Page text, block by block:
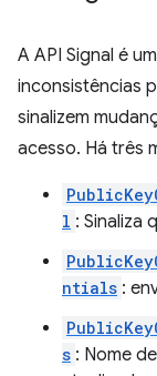
A API Signal é
inconsistências
sinalizem
acesso. Há três
l : Sinaliza
ntials :
s : Nome